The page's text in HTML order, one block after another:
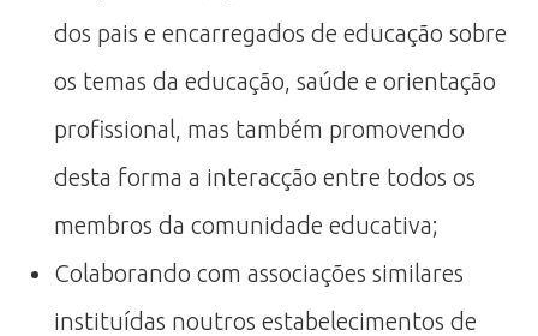
dos pais e encarregados de educação sobre
os temas da educação, saúde e orientação
profissional, mas também promovendo
desta forma a interacção entre todos os
membros da comunidade educativa;
Colaborando com associações similares
instituídas noutros estabelecimentos de